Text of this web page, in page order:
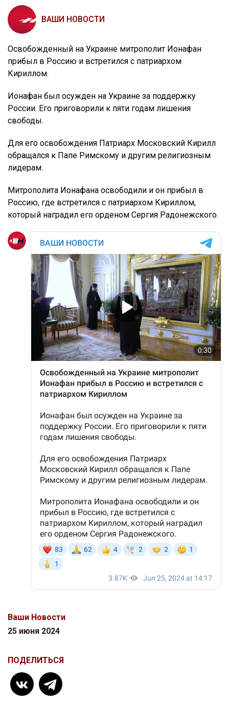
ВАШИ НОВОСТИ
Освобожденный на Украине митрополит Ионафан
прибыл в Россию и встретился с патриархом
Кириллом.
Ионафан был осужден на Украине за поддержку
России. Его приговорили к пяти годам лишения
свободы.
Для его освобождения Патриарх Московский Кирилл
обращался к Папе Римскому и другим религиозным
лидерам.
Митрополита Ионафана освободили и он прибыл в
Россию, где встретился с патриархом Кириллом,
который наградил его орденом Сергия Радонежского.
Ваши Новости
25 июня 2024
ПОДЕЛИТЬСЯ